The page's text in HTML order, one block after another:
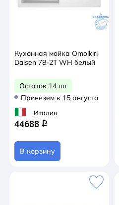
Кухонная мойка Omoikiri
Daisen 78-2T WH белый
Остаток 14 шт
Привезем к 15 августа
Италия
44688 q
В корзину